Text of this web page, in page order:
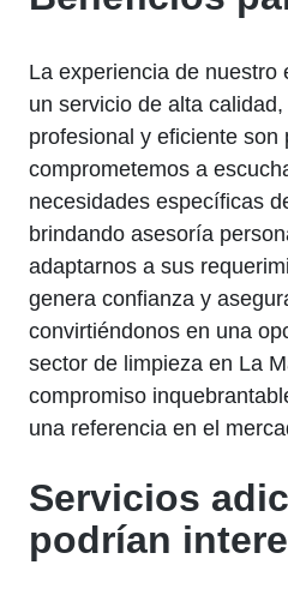
La experiencia de nuestro
un servicio de alta
profesional y eficiente son
comprometemos a
necesidades específicas
brindando asesoría
adaptarnos a sus
genera confianza y
convirtiéndonos en una
sector de limpieza en La
compromiso
una referencia en el
Servicios
podrían